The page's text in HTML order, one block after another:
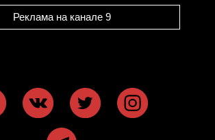
Реклама на канале 9